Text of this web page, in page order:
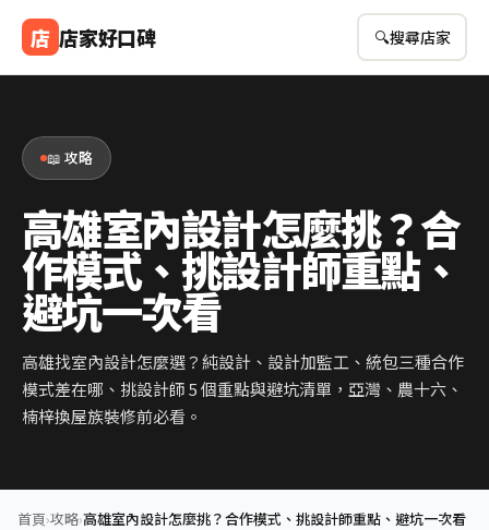
店 店家好口碑 🔍搜尋店家
📖 攻略
高雄室內設計怎麼挑？合
作模式、挑設計師重點、
避坑一次看
高雄找室內設計怎麼選？純設計、設計加監工、統包三種合作
模式差在哪、挑設計師 5 個重點與避坑清單，亞灣、農十六、
楠梓換屋族裝修前必看。
首頁›攻略›高雄室內設計怎麼挑？合作模式、挑設計師重點、避坑一次看